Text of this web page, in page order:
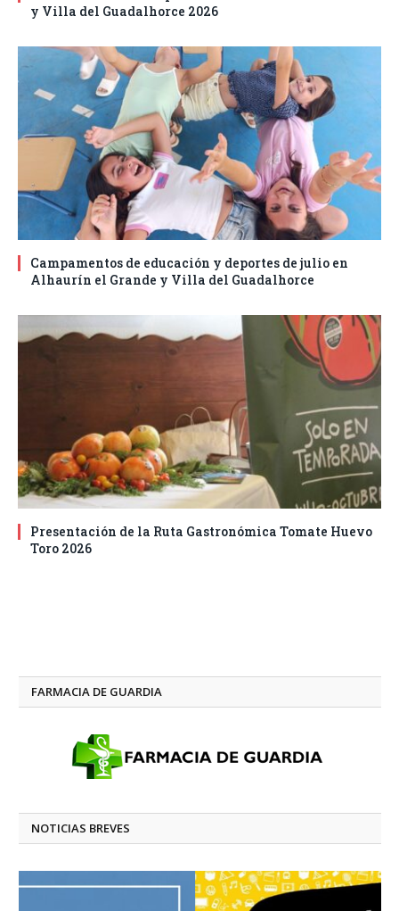
y Villa del Guadalhorce 2026
Campamentos de educación y deportes de julio en
Alhaurín el Grande y Villa del Guadalhorce
Presentación de la Ruta Gastronómica Tomate Huevo
Toro 2026
FARMACIA DE GUARDIA
NOTICIAS BREVES